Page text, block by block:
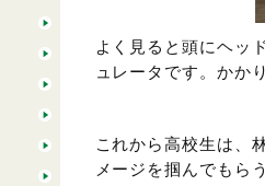
よく見ると頭にヘッ
ュレータです。かか
これから高校生は、
メージを掴んでもら